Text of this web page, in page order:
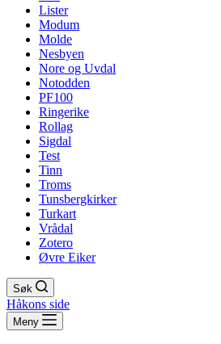
Lister
Modum
Molde
Nesbyen
Nore og Uvdal
Notodden
PF100
Ringerike
Rollag
Sigdal
Test
Tinn
Troms
Tunsbergkirker
Turkart
Vrådal
Zotero
Øvre Eiker
Søk
Håkons side
Meny